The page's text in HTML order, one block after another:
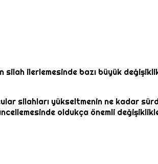
ilerlemesinde bazı büyük
silahları yükseltmenin ne kadar
oldukça önemli